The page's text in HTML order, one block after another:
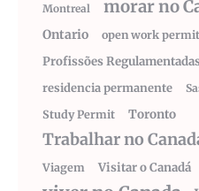
Montreal morar no
Ontario open work permit
Profissões
residencia permanente
Study Permit Toronto
Trabalhar no
Viagem Visitar o Canadá